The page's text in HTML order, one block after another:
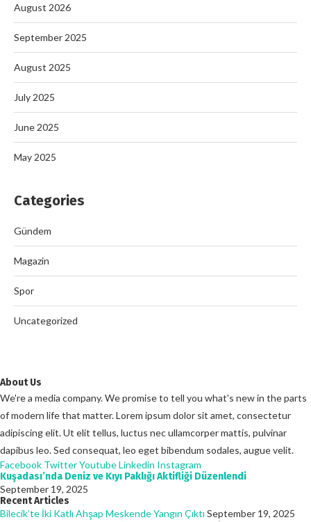
August 2026
September 2025
August 2025
July 2025
June 2025
May 2025
Categories
Gündem
Magazin
Spor
Uncategorized
About Us
We're a media company. We promise to tell you what's new in the parts
of modern life that matter. Lorem ipsum dolor sit amet, consectetur
adipiscing elit. Ut elit tellus, luctus nec ullamcorper mattis, pulvinar
dapibus leo. Sed consequat, leo eget bibendum sodales, augue velit.
Facebook TwitterYoutubeLinkedin Instagram
Kuşadası’nda Deniz ve Kıyı Paklığı Aktifliği Düzenlendi
September 19, 2025
Recent Articles
Bilecik’te İki Katlı Ahşap Meskende Yangın Çıktı September 19, 2025